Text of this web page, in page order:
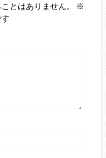
とはありません。
※